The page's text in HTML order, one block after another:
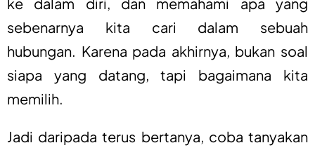
sebenarnya kita cari dalam sebuah
hubungan. Karena pada akhirnya, bukan soal
siapa yang datang, tapi bagaimana kita
memilih.
Jadi daripada terus bertanya, coba tanyakan